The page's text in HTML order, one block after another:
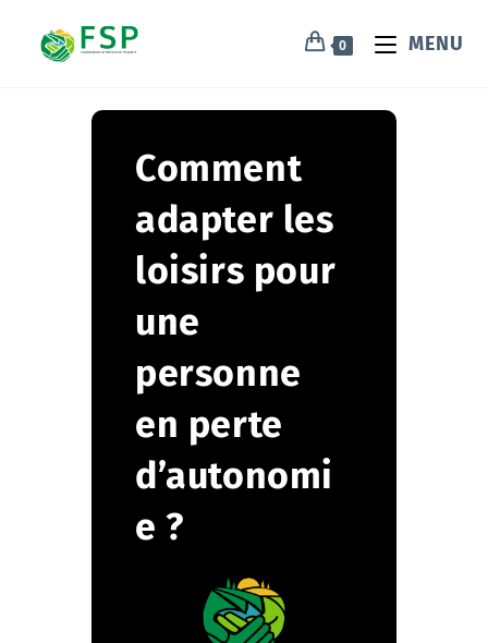
0 MENU
Comment
adapter les
loisirs pour
une
personne
en perte
d’autonomi
e ?